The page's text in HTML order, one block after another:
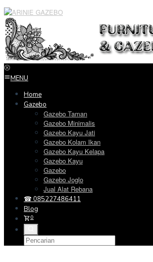
Loncat
ke
konten
MENU
Home
Gazebo
Gazebo Taman
Gazebo Minimalis
Gazebo Kayu Jati
Gazebo Kolam Ikan
Gazebo Kayu Kelapa
Gazebo Kayu
Gazebo
Gazebo Joglo
Jual Alat Rebana
☎ 085227486411
Blog
0